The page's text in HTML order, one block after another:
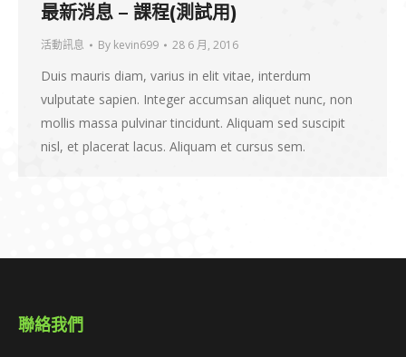
最新消息 – 課程(測試用)
活動訊息 By kevin699 28 6 月, 2016
Duis mauris diam, varius in elit vitae, interdum
vulputate sapien. Integer accumsan aliquet nunc, non
mollis massa pulvinar tincidunt. Aliquam sed suscipit
nisl, et placerat lacus. Aliquam et cursus sem.
聯絡我們